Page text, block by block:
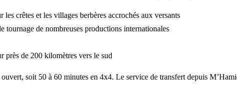
crêtes et les villages berbères accrochés aux versants
tournage de nombreuses productions internationales
près de 200 kilomètres vers le sud
soit 50 à 60 minutes en 4x4. Le service de transfert depuis